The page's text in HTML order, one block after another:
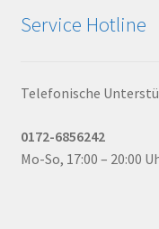
Service Hotline
Telefonische
0172-6856242
Mo-So, 17:00 – 20:00